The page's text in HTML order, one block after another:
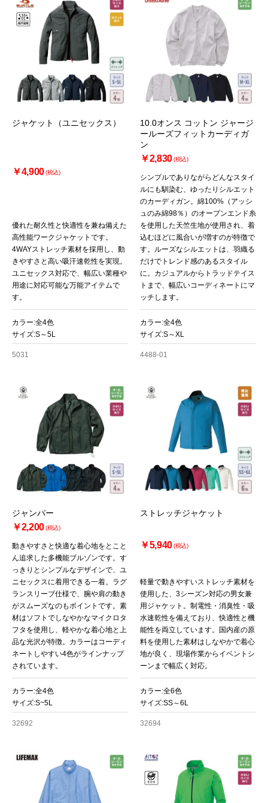
ジャケット（ユニセックス）
￥4,900(税込)
優れた耐久性と快適性を兼ね備えた
高性能ワークジャケットです。
4WAYストレッチ素材を採用し、動
きやすさと高い吸汗速乾性を実現。
ユニセックス対応で、幅広い業種や
用途に対応可能な万能アイテムで
す。
カラー:全4色
サイズ:S～5L
5031
10.0オンス コットン ジャージ
ールーズフィットカーディガ
ン
￥2,830(税込)
シンプルでありながらどんなスタイ
ルにも馴染む、ゆったりシルエット
のカーディガン。綿100%（アッシ
ュのみ綿98％）のオープンエンド糸
を使用した天竺生地が使用され、着
込むほどに風合いが増すのが特徴で
す。ルーズなシルエットは、羽織る
だけでトレンド感のあるスタイル
に。カジュアルからトラッドテイス
トまで、幅広いコーディネートにマ
ッチします。
カラー:全4色
サイズ:S～XL
4488-01
ジャンパー
￥2,200(税込)
動きやすさと快適な着心地をとこと
ん追求した多機能ブルゾンです。す
っきりとシンプルなデザインで、ユ
ニセックスに着用できる一着。ラグ
ランスリーブ仕様で、腕や肩の動き
がスムーズなのもポイントです。素
材はソフトでしなやかなマイクロタ
フタを使用し、軽やかな着心地と上
品な光沢が特徴。カラーはコーディ
ネートしやすい4色がラインナップ
されています。
カラー:全4色
サイズ:S~5L
32692
ストレッチジャケット
￥5,940(税込)
軽量で動きやすいストレッチ素材を
使用した、3シーズン対応の男女兼
用ジャケット。制電性・消臭性・吸
水速乾性を備えており、快適性と機
能性を両立しています。国内産の原
料を使用した素材はしなやかで着心
地が良く、現場作業からイベントシ
ーンまで幅広く対応。
カラー:全6色
サイズ:SS～6L
32694
お買い物を続ける カートへ進む